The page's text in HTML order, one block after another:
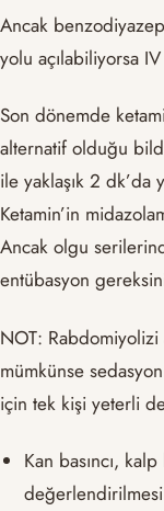
Ancak
yolu açılabiliyorsa IV
Son dönemde
alternatif olduğu
ile yaklaşık 2 dk’da
Ketamin’in
Ancak olgu
entübasyon
NOT: Rabdomiyolizi
mümkünse sedasyon
için tek kişi yeterli
Kan basıncı,